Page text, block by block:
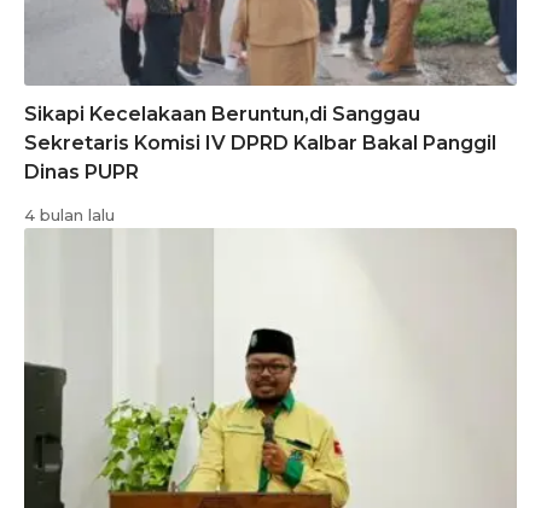
Sikapi Kecelakaan Beruntun,di Sanggau
Sekretaris Komisi IV DPRD Kalbar Bakal Panggil
Dinas PUPR
4 bulan lalu